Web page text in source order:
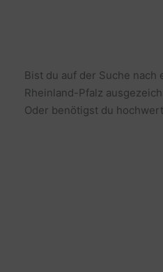
Bist du auf der Suche
Rheinland-Pfalz
Oder benötigst du